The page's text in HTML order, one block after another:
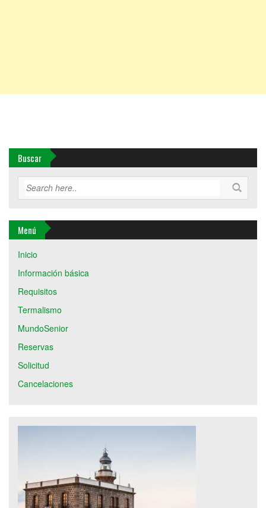
Buscar
Menú
Inicio
Información básica
Requisitos
Termalismo
MundoSenior
Reservas
Solicitud
Cancelaciones